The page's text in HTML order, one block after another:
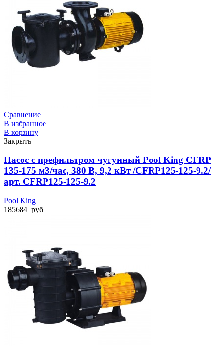
Сравнение
В избранное
В корзину
Закрыть
Насос с префильтром чугунный Pool King CFRP
135-175 м3/час, 380 В, 9,2 кВт /CFRP125-125-9.2/
арт. CFRP125-125-9.2
Pool King
185684 руб.